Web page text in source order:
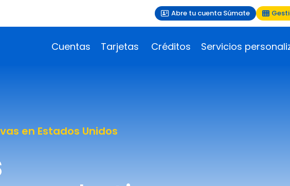
Abre tu cuenta Súmate
Cuentas Tarjetas Créditos Servicios
en Estados Unidos